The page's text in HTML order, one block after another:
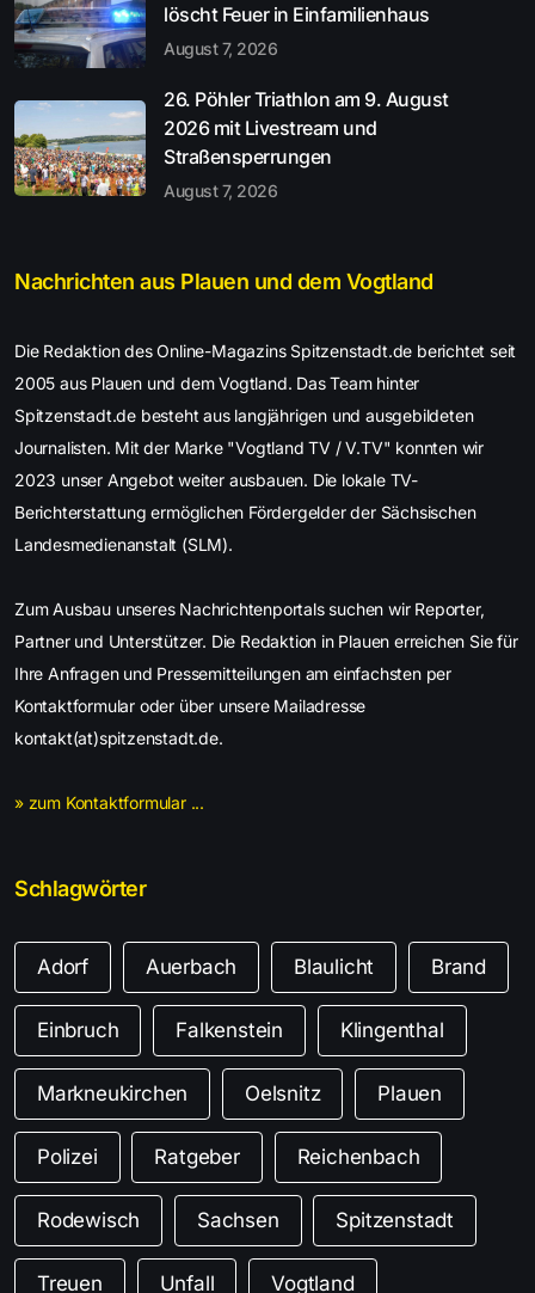
löscht Feuer in Einfamilienhaus
August 7, 2026
26. Pöhler Triathlon am 9. August
2026 mit Livestream und
Straßensperrungen
August 7, 2026
Nachrichten aus Plauen und dem Vogtland
Die Redaktion des Online-Magazins Spitzenstadt.de berichtet seit
2005 aus Plauen und dem Vogtland. Das Team hinter
Spitzenstadt.de besteht aus langjährigen und ausgebildeten
Journalisten. Mit der Marke "Vogtland TV / V.TV" konnten wir
2023 unser Angebot weiter ausbauen. Die lokale TV-
Berichterstattung ermöglichen Fördergelder der Sächsischen
Landesmedienanstalt (SLM).
Zum Ausbau unseres Nachrichtenportals suchen wir Reporter,
Partner und Unterstützer. Die Redaktion in Plauen erreichen Sie für
Ihre Anfragen und Pressemitteilungen am einfachsten per
Kontaktformular oder über unsere Mailadresse
kontakt(at)spitzenstadt.de.
» zum Kontaktformular ...
Schlagwörter
Adorf Auerbach Blaulicht Brand
Einbruch Falkenstein Klingenthal
Markneukirchen Oelsnitz Plauen
Polizei Ratgeber Reichenbach
Rodewisch Sachsen Spitzenstadt
Treuen Unfall Vogtland